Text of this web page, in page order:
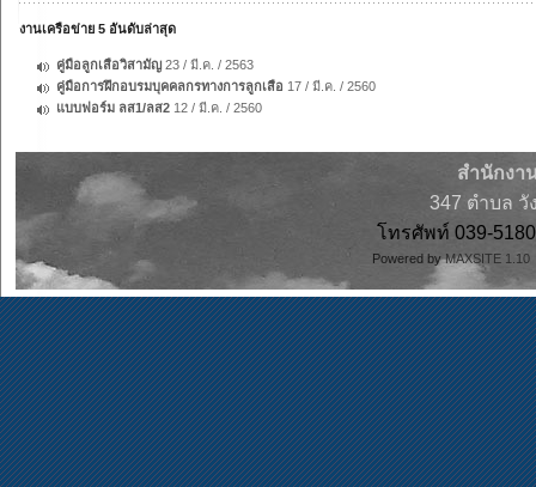
งานเครือข่าย 5 อันดับล่าสุด
คู่มือลูกเสือวิสามัญ 23 / มี.ค. / 2563
คู่มือการฝึกอบรมบุคคลกรทางการลูกเสือ 17 / มี.ค. / 2560
แบบฟอร์ม ลส1/ลส2 12 / มี.ค. / 2560
สำนักงา
347 ตำบล วั
โทรศัพท์ 039-
Powered by MAXSITE